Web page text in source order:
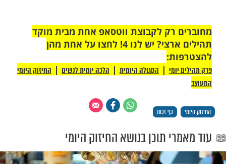
דחף רגעי ומיד "תולים" אותו ברחובה של
כי אנו לא ממש מתאמצים לחפש לו כף זכות,
מאיתנו קצת מאמץ, קצת שבירת המוסכמה
קצת אהבת ישראל...
הדרך שלנו לראות באחר את נקודות האור
על האופי שלו, על מעשיו, תנעל קודם את
בדרך שהלך, תיפול היכן שנפל, ותקום איך